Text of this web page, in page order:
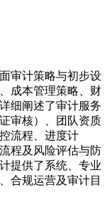
审计策略与初步设
成本管理策略、财
细阐述了审计服务
审核）、团队资质
流程、进度计
程及风险评估与防
提供了系统、专业
合规运营及审计目